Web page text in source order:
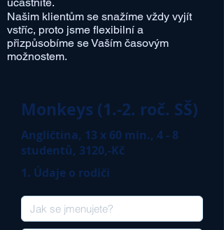
Našim klientům se snažíme vždy vyjít
vstříc, proto jsme flexibilní a
přizpůsobíme se Vaším časovým
možnostem.
Monkeys (1.-2. roč. SŠ)
Angličtina, 13 x 60 min., 4 - 8
studentů, 3120,-Kč
1. Údaje o rodiči